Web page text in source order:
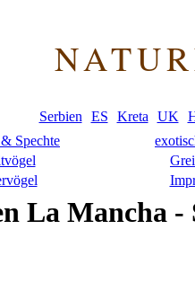
Serbien ES Kreta UK
Spechte
La Mancha -